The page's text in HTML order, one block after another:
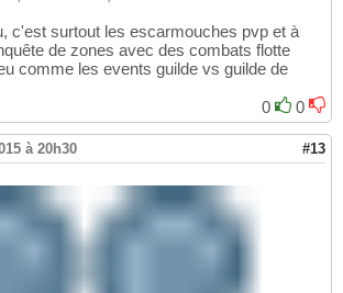
c'est surtout les escarmouches pvp et à
de zones avec des combats flotte
comme les events guilde vs guilde de
0
0
à 20h30 #13